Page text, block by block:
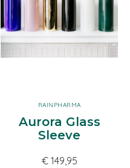
RAINPHARMA
Aurora Glass
Sleeve
€ 149,95